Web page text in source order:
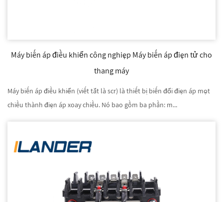
Máy biến áp điều khiển công nghiệp Máy biến áp điện tử cho
thang máy
Máy biến áp điều khiển (viết tắt là scr) là thiết bị biến đổi điện áp một
chiều thành điện áp xoay chiều. Nó bao gồm ba phần: m...